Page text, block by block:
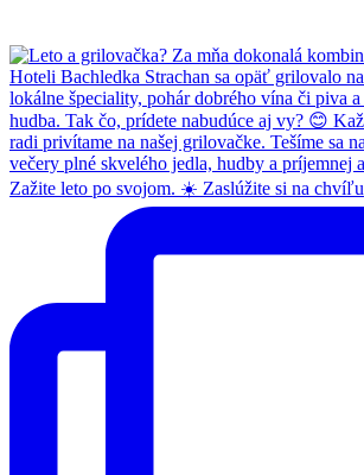
Zažite leto po svojom. ☀️ Zaslúžite si na chvíľu